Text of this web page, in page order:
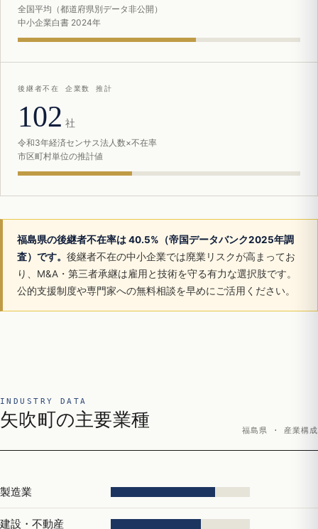
全国平均（都道府県別データ非公開）
中小企業白書 2024年
後継者不在 企業数 推計
102 社
令和3年経済センサス法人数×不在率
市区町村単位の推計値
福島県の後継者不在率は 40.5%（帝国データバンク2025年調
査）です。 後継者不在の中小企業では廃業リスクが高まってお
り、M&A・第三者承継は雇用と技術を守る有力な選択肢です。
公的支援制度や専門家への無料相談を早めにご活用ください。
INDUSTRY DATA
矢吹町の主要業種
福島県 · 産業構成
製造業
建設・不動産